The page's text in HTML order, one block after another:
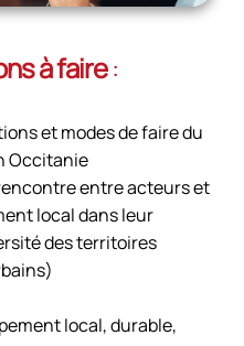
à faire:
et modes de faire du
Occitanie
entre acteurs et
local dans leur
des territoires
local, durable,